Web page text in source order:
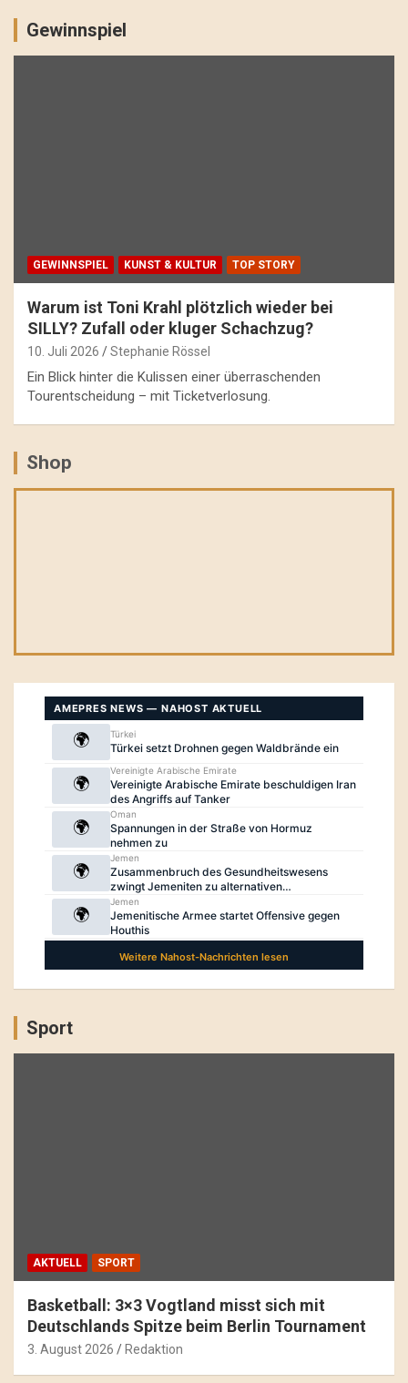
Gewinnspiel
GEWINNSPIEL KUNST & KULTUR TOP STORY
Warum ist Toni Krahl plötzlich wieder bei
SILLY? Zufall oder kluger Schachzug?
10. Juli 2026 Stephanie Rössel
Ein Blick hinter die Kulissen einer überraschenden
Tourentscheidung – mit Ticketverlosung.
Shop
Sport
AKTUELL SPORT
Basketball: 3×3 Vogtland misst sich mit
Deutschlands Spitze beim Berlin Tournament
3. August 2026 Redaktion